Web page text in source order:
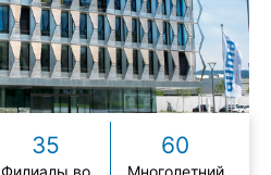
35
Филиалы во
60
Многолетний